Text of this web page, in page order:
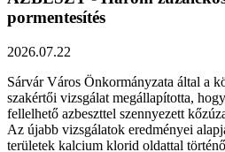
pormentesítés
2026.07.22
Sárvár Város Önkormányzata által a
szakértői vizsgálat megállapította,
fellelhető azbeszttel szennyezett
Az újabb vizsgálatok eredményei
területek kalcium klorid oldattal